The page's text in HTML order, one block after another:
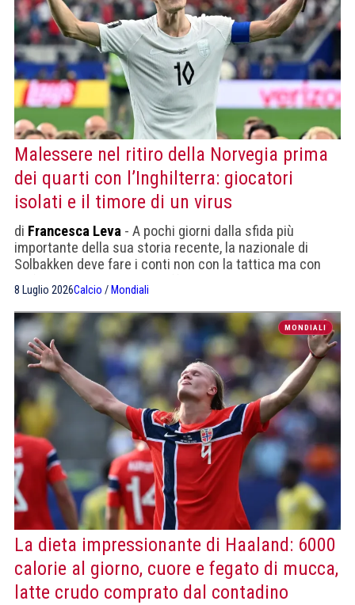
Malessere nel ritiro della Norvegia prima
dei quarti con l’Inghilterra: giocatori
isolati e il timore di un virus
di Francesca Leva - A pochi giorni dalla sfida più
importante della sua storia recente, la nazionale di
Solbakken deve fare i conti non con la tattica ma con
isolati per tosse e difficoltà respiratorie, e il sospetto —
per ora non confermato — di un contagio nel gruppo. Lo
staff medico, però, propende per una spiegazione più
banale.
8 Luglio 2026Calcio / Mondiali
MONDIALI
La dieta impressionante di Haaland: 6000
calorie al giorno, cuore e fegato di mucca,
latte crudo comprato dal contadino